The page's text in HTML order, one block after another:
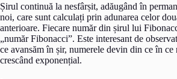
Șirul continuă la nesfârșit, adăugând în
noi, care sunt calculați prin adunarea celor
anterioare. Fiecare număr din șirul lui
„număr Fibonacci”. Este interesant de
ce avansăm în șir, numerele devin din ce în ce
crescând exponențial.